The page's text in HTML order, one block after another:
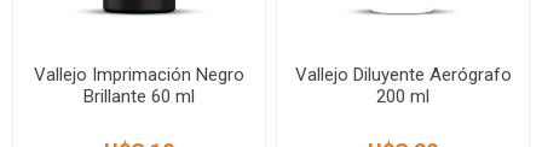
Vallejo Imprimación Negro
Brillante 60 ml
Vallejo Diluyente Aerógrafo
200 ml